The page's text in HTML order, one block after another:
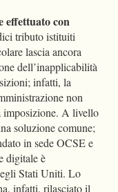
effettuato con
tributo istituiti
lascia ancora
dell’inapplicabilità
infatti, la
non
imposizione. A livello
soluzione comune;
in sede OCSE e
digitale è
Stati Uniti. Lo
infatti, rilasciato il